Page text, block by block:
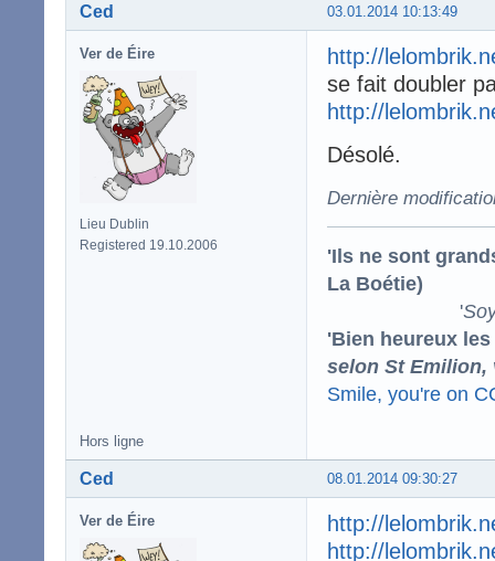
03.01.2014 10:13:49
Ced
Ver de Éire
Lieu Dublin
Registered 19.10.2006
http://
se fait doubler
http://
Désolé.
Dernière
'Ils ne sont
La Boétie)
'
'Bien heureux
selon St Emilion,
Smile, you're on
Hors ligne
08.01.2014 09:30:27
Ced
Ver de Éire
http://
http://